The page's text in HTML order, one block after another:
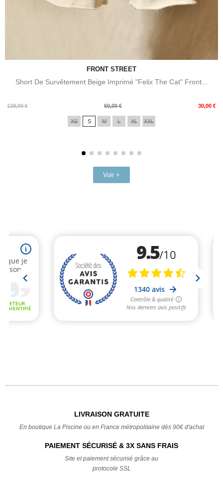
FRONT STREET
Short De Survêtement Beige Imprimé "Felix The Cat" Front...
139,00 €
Prix
60,00 € 30,00 €
Prix
XS S M L XL XXL
Voir +
LIVRAISON GRATUITE
En boutique La Piscine ou en France métropolitaine dès 90€ d'achat
PAIEMENT SÉCURISÉ & 3X SANS FRAIS
Site et paiement sécurisé grâce au
protocole SSL